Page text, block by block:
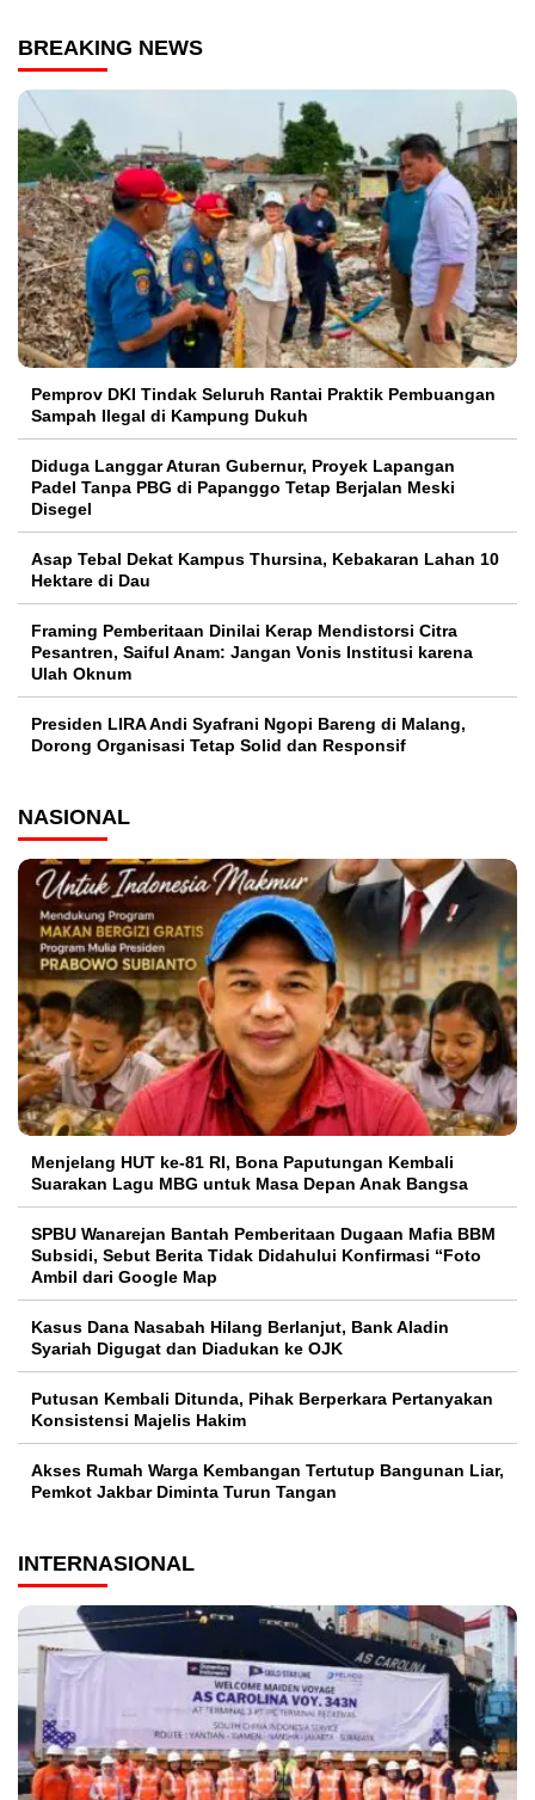
BREAKING NEWS
Pemprov DKI Tindak Seluruh Rantai Praktik Pembuangan
Sampah Ilegal di Kampung Dukuh
Diduga Langgar Aturan Gubernur, Proyek Lapangan
Padel Tanpa PBG di Papanggo Tetap Berjalan Meski
Disegel
Asap Tebal Dekat Kampus Thursina, Kebakaran Lahan 10
Hektare di Dau
Framing Pemberitaan Dinilai Kerap Mendistorsi Citra
Pesantren, Saiful Anam: Jangan Vonis Institusi karena
Ulah Oknum
Presiden LIRA Andi Syafrani Ngopi Bareng di Malang,
Dorong Organisasi Tetap Solid dan Responsif
NASIONAL
Menjelang HUT ke-81 RI, Bona Paputungan Kembali
Suarakan Lagu MBG untuk Masa Depan Anak Bangsa
SPBU Wanarejan Bantah Pemberitaan Dugaan Mafia BBM
Subsidi, Sebut Berita Tidak Didahului Konfirmasi “Foto
Ambil dari Google Map
Kasus Dana Nasabah Hilang Berlanjut, Bank Aladin
Syariah Digugat dan Diadukan ke OJK
Putusan Kembali Ditunda, Pihak Berperkara Pertanyakan
Konsistensi Majelis Hakim
Akses Rumah Warga Kembangan Tertutup Bangunan Liar,
Pemkot Jakbar Diminta Turun Tangan
INTERNASIONAL